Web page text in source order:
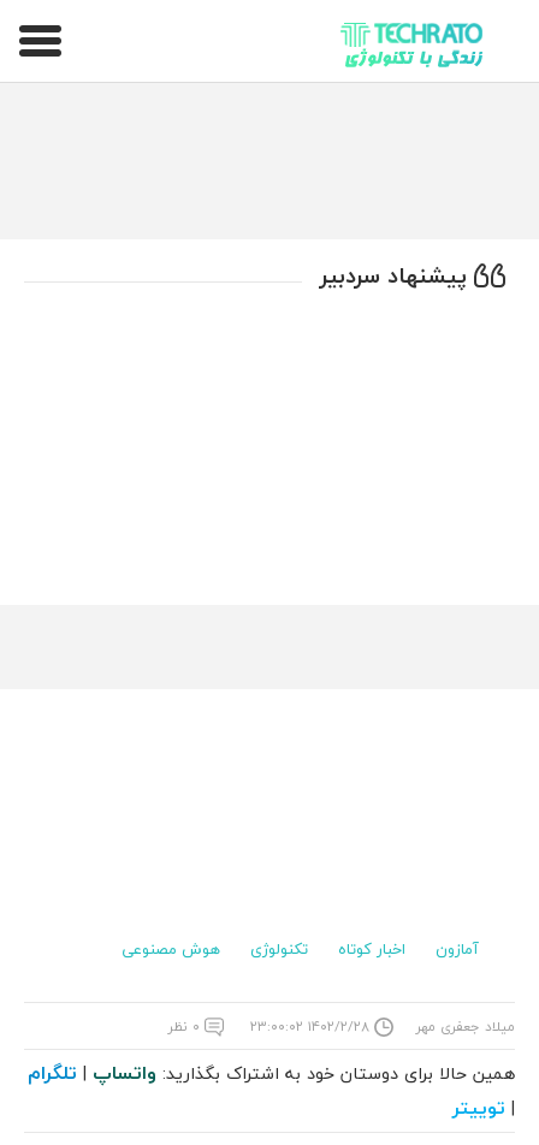
تکراتو – زندگی با تکنولوژی
پیشنهاد سردبیر
آمازون اخبار کوتاه تکنولوژی هوش مصنوعی
میلاد جعفری مهر ۱۴۰۲/۲/۲۸ ۲۳:۰۰:۰۲ ۰ نظر
همین حالا برای دوستان خود به اشتراک بگذارید: واتساپ | تلگرام
| توییتر